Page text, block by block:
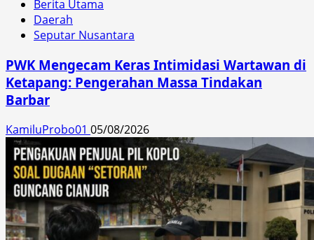
Berita Utama
Daerah
Seputar Nusantara
PWK Mengecam Keras Intimidasi Wartawan di
Ketapang: Pengerahan Massa Tindakan
Barbar
KamiluProbo01 05/08/2026